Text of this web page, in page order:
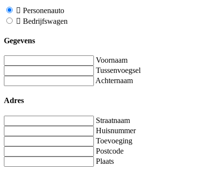
Personenauto
Bedrijfswagen
Gegevens
Voornaam
Tussenvoegsel
Achternaam
Adres
Straatnaam
Huisnummer
Toevoeging
Postcode
Plaats